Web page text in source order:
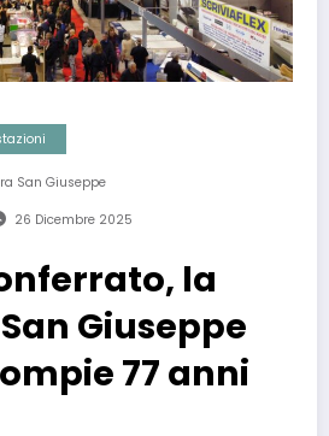
San Giuseppe
26 Dicembre 2025
la
Giuseppe
77 anni